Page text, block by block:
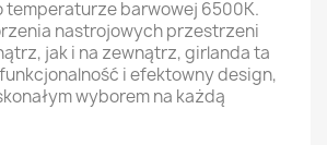
temperaturze barwowej 6500K.
nastrojowych przestrzeni
jak i na zewnątrz, girlanda ta
i efektowny design,
wyborem na każdą